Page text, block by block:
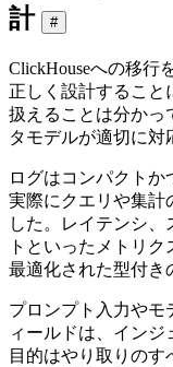
計
#
ClickHouseへの移行
正しく設計すること
扱えることは分かっ
タモデルが適切に対
ログはコンパクトか
実際にクエリや集計
した。レイテンシ
トといったメトリ
最適化された型付き
プロンプト入力やモ
ィールドは、インジ
目的はやり取りのす